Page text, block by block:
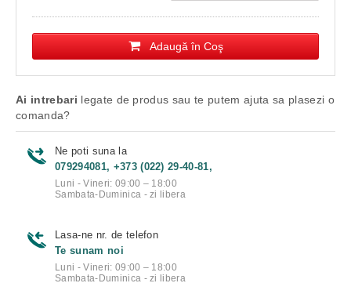
Adaugă în Coş
Ai intrebari legate de produs sau te putem ajuta sa plasezi o
comanda?
Ne poti suna la
079294081, +373 (022) 29-40-81,
Luni - Vineri: 09:00 – 18:00
Sambata-Duminica - zi libera
Lasa-ne nr. de telefon
Te sunam noi
Luni - Vineri: 09:00 – 18:00
Sambata-Duminica - zi libera